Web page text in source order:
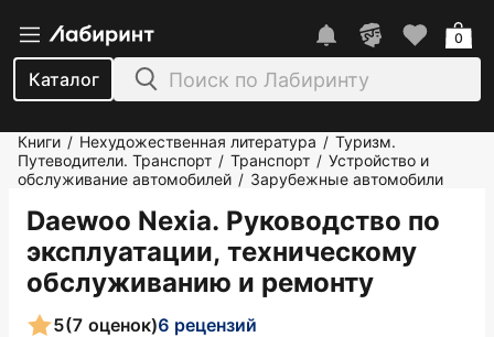
Каталог
0
Книги / Нехудожественная литература / Туризм.
Путеводители. Транспорт / Транспорт / Устройство и
обслуживание автомобилей / Зарубежные автомобили
Daewoo Nexia. Руководство по
эксплуатации, техническому
обслуживанию и ремонту
5(7 оценок)6 рецензий